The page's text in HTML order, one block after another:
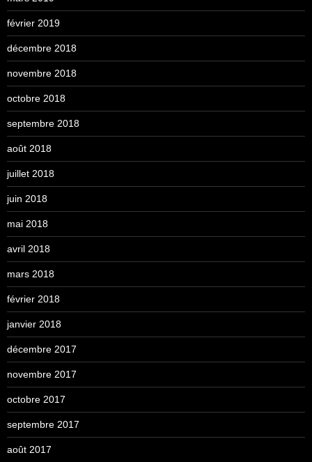
février 2019
décembre 2018
novembre 2018
octobre 2018
septembre 2018
août 2018
juillet 2018
juin 2018
mai 2018
avril 2018
mars 2018
février 2018
janvier 2018
décembre 2017
novembre 2017
octobre 2017
septembre 2017
août 2017